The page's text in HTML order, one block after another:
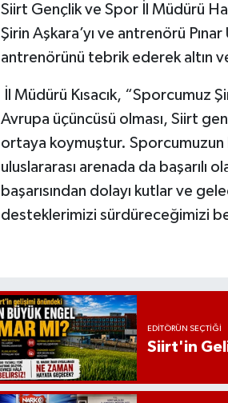
Siirt Gençlik ve Spor İl Müdürü
Şirin Aşkara’yı ve antrenörü
antrenörünü tebrik ederek altın
İl Müdürü Kısacık, “Sporcumuz
Avrupa üçüncüsü olması, Siirt
ortaya koymuştur. Sporcumuzun
uluslararası arenada da
başarısından dolayı kutlar ve
desteklerimizi sürdüreceğimizi
EDITÖRÜN SEÇTIĞI
Siirt'in